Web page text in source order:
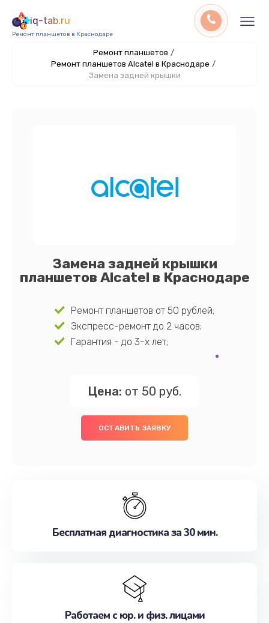
iq-tab.ru
Ремонт планшетов в Краснодаре
Ремонт планшетов /
Ремонт планшетов Alcatel в Краснодаре /
Замена задней крышки
Замена задней крышки
планшетов Alcatel в Краснодаре
Ремонт планшетов от 50 рублей;
Экспресс-ремонт до 2 часов;
Гарантия - до 3-х лет;
Цена: от 50 руб.
ОСТАВИТЬ ЗАЯВКУ
Бесплатная диагностика за 30 мин.
Работаем с юр. и физ. лицами